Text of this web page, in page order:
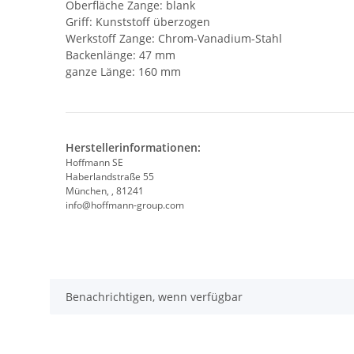
Oberfläche Zange: blank
Griff: Kunststoff überzogen
Werkstoff Zange: Chrom-Vanadium-Stahl
Backenlänge: 47 mm
ganze Länge: 160 mm
Herstellerinformationen:
Hoffmann SE
Haberlandstraße 55
München, , 81241
info@hoffmann-group.com
Benachrichtigen, wenn verfügbar